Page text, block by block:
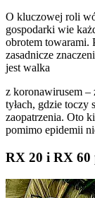
O kluczowej roli
gospodarki wie
obrotem towarami.
zasadnicze
jest walka
z koronawirusem
tyłach, gdzie toczy
zaopatrzenia. Oto
pomimo epidemii
RX 20 i RX 60